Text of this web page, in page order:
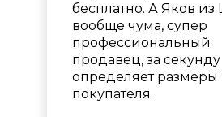
бесплатно. А Яков из
вообще чума, супер
профессиональный
продавец, за секунду
определяет размеры
покупателя.